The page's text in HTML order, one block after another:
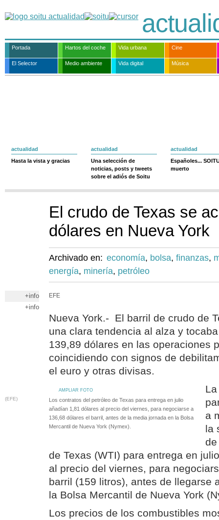
Portada Hartos del coche Vida urbana Cine
El Selector Medio ambiente Vida digital Música
actualidad
Hasta la vista y gracias
actualidad
Una selección de
noticias, posts y tweets
sobre el adiós de Soitu
actualidad
Españoles...
muerto
El crudo de Texas se
dólares en Nueva York
Archivado en: economía, bolsa, finanzas,
energía, minería, petróleo
+info
+info
EFE
Nueva York.- El barril de crudo de
una clara tendencia al alza y
139,89 dólares en las operaciones
coincidiendo con signos de
el euro y otras divisas.
AMPLIAR FOTO
(EFE)
Los contratos del petróleo de Texas para entrega en julio
añadían 1,81 dólares al precio del viernes, para negociarse a
136,68 dólares el barril, antes de la media jornada en la Bolsa
Mercantil de Nueva York (Nymex).
a
la
de Texas (WTI) para entrega en
al precio del viernes, para
barril (159 litros), antes de llegarse
la Bolsa Mercantil de Nueva York
Los precios de los combustibles